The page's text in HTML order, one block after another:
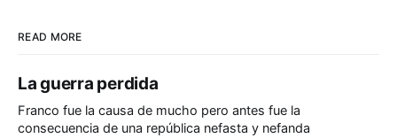
READ MORE
La guerra perdida
Franco fue la causa de mucho pero antes fue la
consecuencia de una república nefasta y nefanda